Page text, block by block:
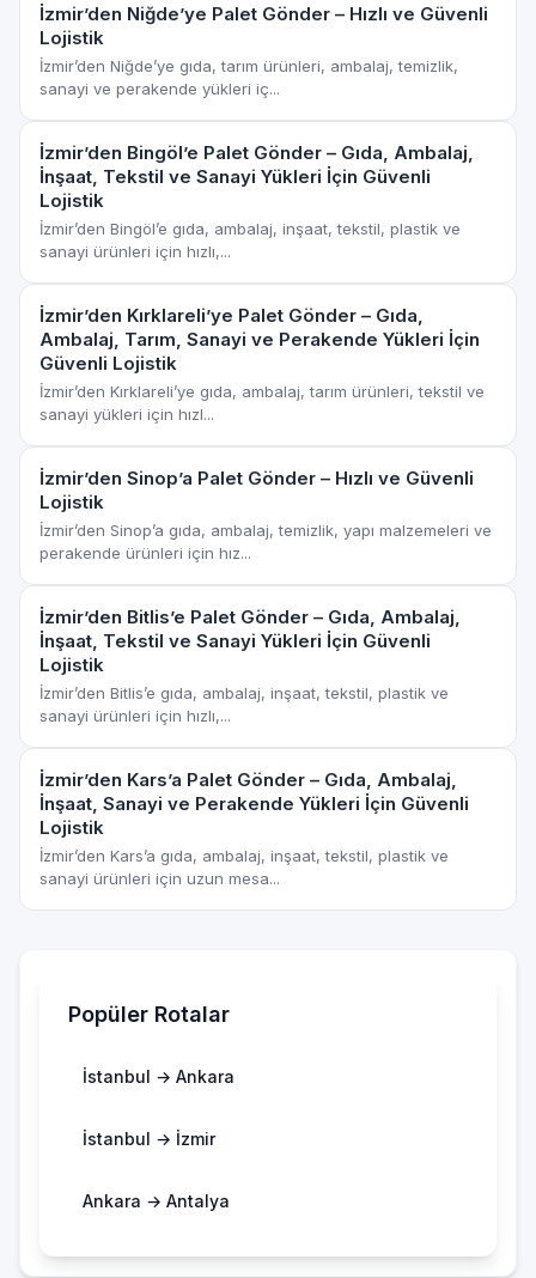
Popüler Rotalar
İstanbul → Ankara
İstanbul → İzmir
Ankara → Antalya
İzmir’den Niğde’ye Palet Gönder – Hızlı ve Güvenli
Lojistik
İzmir’den Niğde’ye gıda, tarım ürünleri, ambalaj, temizlik,
sanayi ve perakende yükleri iç...
İzmir’den Bingöl’e Palet Gönder – Gıda, Ambalaj,
İnşaat, Tekstil ve Sanayi Yükleri İçin Güvenli
Lojistik
İzmir’den Bingöl’e gıda, ambalaj, inşaat, tekstil, plastik ve
sanayi ürünleri için hızlı,...
İzmir’den Kırklareli’ye Palet Gönder – Gıda,
Ambalaj, Tarım, Sanayi ve Perakende Yükleri İçin
Güvenli Lojistik
İzmir’den Kırklareli’ye gıda, ambalaj, tarım ürünleri, tekstil ve
sanayi yükleri için hızl...
İzmir’den Sinop’a Palet Gönder – Hızlı ve Güvenli
Lojistik
İzmir’den Sinop’a gıda, ambalaj, temizlik, yapı malzemeleri ve
perakende ürünleri için hız...
İzmir’den Bitlis’e Palet Gönder – Gıda, Ambalaj,
İnşaat, Tekstil ve Sanayi Yükleri İçin Güvenli
Lojistik
İzmir’den Bitlis’e gıda, ambalaj, inşaat, tekstil, plastik ve
sanayi ürünleri için hızlı,...
İzmir’den Kars’a Palet Gönder – Gıda, Ambalaj,
İnşaat, Sanayi ve Perakende Yükleri İçin Güvenli
Lojistik
İzmir’den Kars’a gıda, ambalaj, inşaat, tekstil, plastik ve
sanayi ürünleri için uzun mesa...